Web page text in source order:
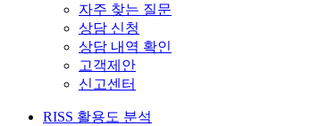
자주 찾는 질문
상담 신청
상담 내역 확인
고객제안
신고센터
RISS 활용도 분석